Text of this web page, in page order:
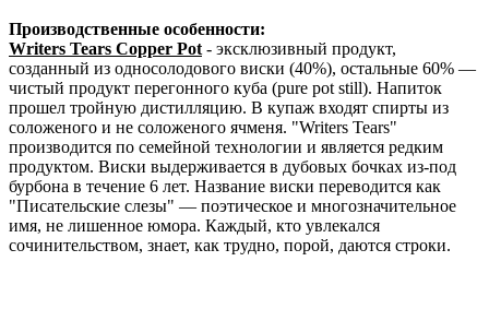
Производственные особенности:
Writers Tears Copper Pot - эксклюзивный продукт,
созданный из односолодового виски (40%), остальные 60% —
чистый продукт перегонного куба (pure pot still). Напиток
прошел тройную дистилляцию. В купаж входят спирты из
соложеного и не соложеного ячменя. "Writers Tears"
производится по семейной технологии и является редким
продуктом. Виски выдерживается в дубовых бочках из-под
бурбона в течение 6 лет. Название виски переводится как
"Писательские слезы" — поэтическое и многозначительное
имя, не лишенное юмора. Каждый, кто увлекался
сочинительством, знает, как трудно, порой, даются строки.